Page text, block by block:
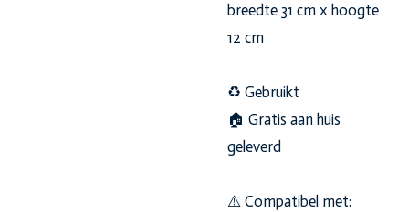
breedte 31 cm x hoogte
12 cm
♻️ Gebruikt
🏠 Gratis aan huis
geleverd
⚠️ Compatibel met: